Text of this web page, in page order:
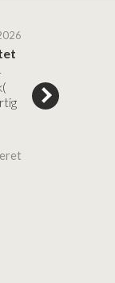
forståelig
nem